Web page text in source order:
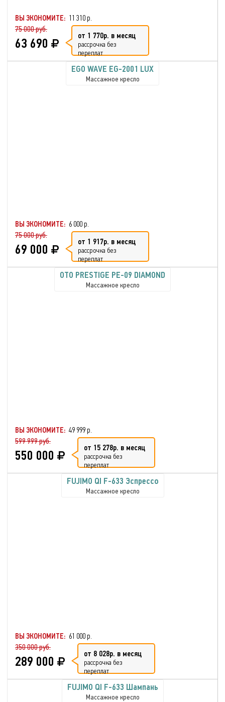
ВЫ ЭКОНОМИТЕ: 11 310 р.
75 000 руб.
63 690 от 1 770р. в месяц
рассрочка без
переплат
EGO WAVE EG-2001 LUX
Массажное кресло
ВЫ ЭКОНОМИТЕ: 6 000 р.
75 000 руб.
69 000 от 1 917р. в месяц
рассрочка без
переплат
OTO PRESTIGE PE-09 DIAMOND
Массажное кресло
ВЫ ЭКОНОМИТЕ: 49 999 р.
599 999 руб.
550 000 от 15 278р. в месяц
рассрочка без
переплат
FUJIMO QI F-633 Эспрессо
Массажное кресло
ВЫ ЭКОНОМИТЕ: 61 000 р.
350 000 руб.
289 000 от 8 028р. в месяц
рассрочка без
переплат
FUJIMO QI F-633 Шампань
Массажное кресло